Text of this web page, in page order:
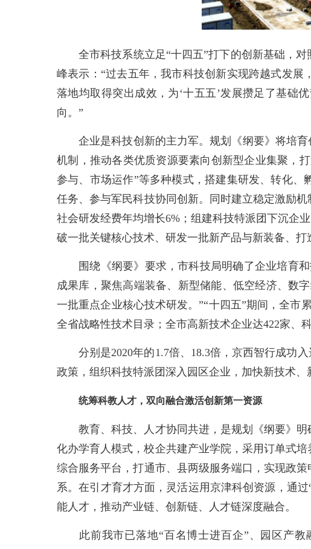
全市科技系统立足“十四五”打下的创新基础，对
峰表示：“过去五年，我市科技创新实现跨越式发
落地均取得突出成效，为‘十五五’发展攒足了基础
向。”
企业是科技创新的主力军。规划《纲要》将培
机制，推动各类优质资源要素向创新型企业集聚，
参与、市场运作”等多种模式，搭建集研发、转化
任务、参与军民科技协同创新。同时建立稳定激励
社会研发经费年均增长6%；组建科技特派团下沉企
破一批关键核心技术、研发一批新产品与新装备、打
围绕《纲要》要求，市科技局明确了企业培育和
成果库，聚焦高端装备、新型储能、低空经济、数
一批重点企业核心技术研发。”“十四五”期间，全市
全省战略性技术目录；全市高新技术企业达422家、
分别是2020年的1.7倍、18.3倍，京西智行成功入
政策，组织科技特派团深入园区企业，加快新技术
统筹科教人才，双向融合激活创新第一资源
教育、科技、人才协同共进，是规划《纲要》明
化办学育人模式，校企共建产业学院，采用订单式
综合服务平台，打通市、县两级服务端口，实现政
系。在引才育才方面，灵活运用京津科创资源，通
能人才，推动产业链、创新链、人才链深度融合。
此前我市已落地“百名博士进百企”、园区产教